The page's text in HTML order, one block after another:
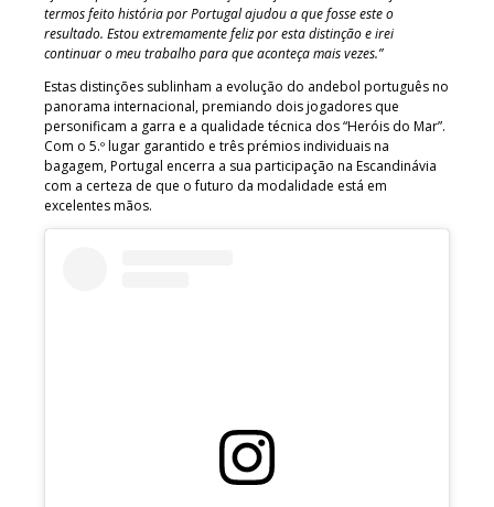
termos feito história por Portugal ajudou a que fosse este o
resultado. Estou extremamente feliz por esta distinção e irei
continuar o meu trabalho para que aconteça mais vezes.”
Estas distinções sublinham a evolução do andebol português no
panorama internacional, premiando dois jogadores que
personificam a garra e a qualidade técnica dos “Heróis do Mar”.
Com o 5.º lugar garantido e três prémios individuais na
bagagem, Portugal encerra a sua participação na Escandinávia
com a certeza de que o futuro da modalidade está em
excelentes mãos.